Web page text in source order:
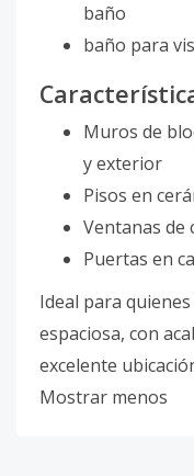
baño
baño para
Muros de
y exterior
Pisos en
Ventanas de
Puertas en
Ideal para
espaciosa, con
excelente
Mostrar menos